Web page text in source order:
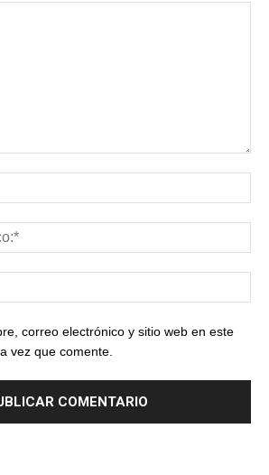
correo electrónico y sitio web en este
vez que comente.